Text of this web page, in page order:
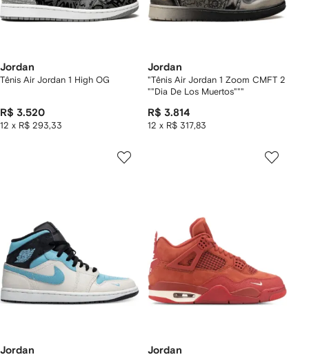
Jordan
Tênis Air Jordan 1 High OG
R$ 3.520
12 x R$ 293,33
Jordan
"Tênis Air Jordan 1 Zoom CMFT 2
""Dia De Los Muertos"""
R$ 3.814
12 x R$ 317,83
Jordan Jordan